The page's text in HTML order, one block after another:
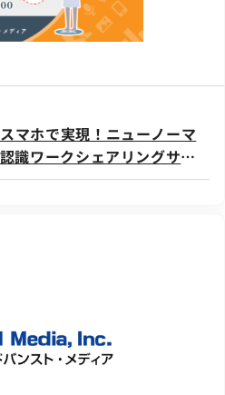
マホで実現！ニューノーマ
識ワークシェアリングサー
（木）開催